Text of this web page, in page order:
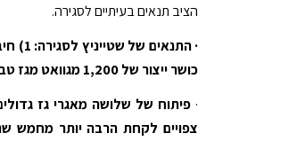
הציב תנאים בעיתיים לסגירה.
כושר ייצור של 1,200 מגוואט מגז טבעי.
· פיתוח של שלושה מאגרי גז
צפויים לקחת הרבה יותר מחמש